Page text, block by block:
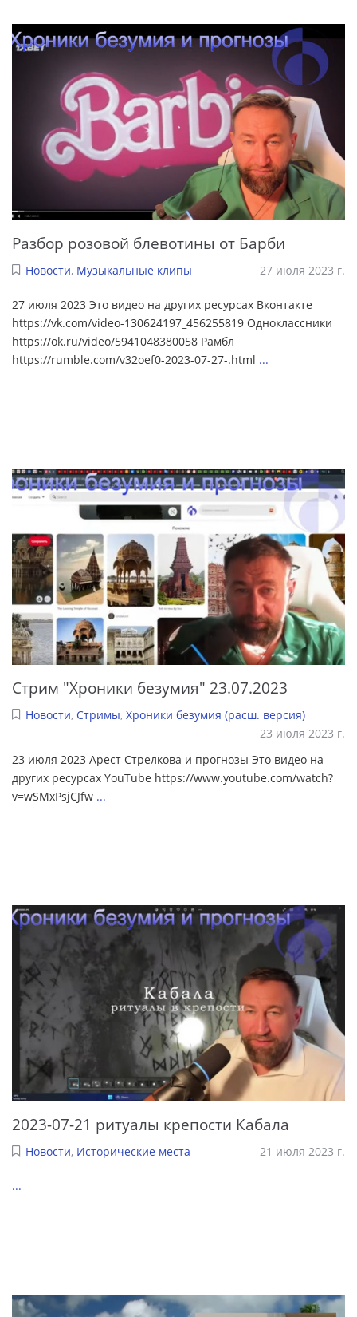
Разбор розовой блевотины от Барби
Новости, Музыкальные клипы 27 июля 2023 г.
27 июля 2023 Это видео на других ресурсах Вконтакте
https://vk.com/video-130624197_456255819 Одноклассники
https://ok.ru/video/5941048380058 Рамбл
https://rumble.com/v32oef0-2023-07-27-.html ...
Стрим "Хроники безумия" 23.07.2023
Новости, Стримы, Хроники безумия (расш. версия)
23 июля 2023 г.
23 июля 2023 Арест Стрелкова и прогнозы Это видео на
других ресурсах YouTube https://www.youtube.com/watch?
v=wSMxPsjCJfw ...
2023-07-21 ритуалы крепости Кабала
Новости, Исторические места 21 июля 2023 г.
...